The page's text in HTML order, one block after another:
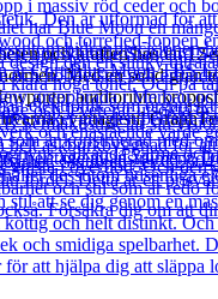
och kraften hos en
Med en solid gran
auditorium
i vintagestil